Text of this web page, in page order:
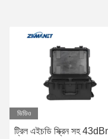
ভিডিও
ট্রিল এইচডি স্ক্রিন সহ